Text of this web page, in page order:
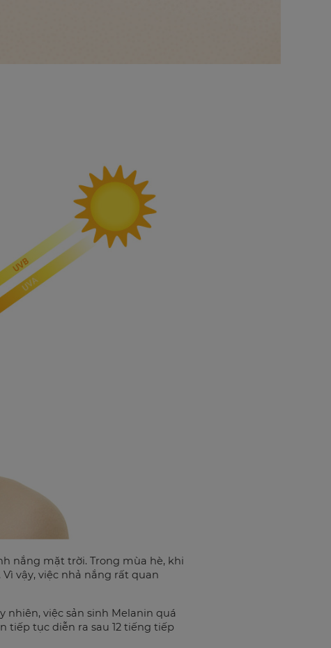
nắng mặt trời. Trong mùa hè, khi
vậy, việc nhả nắng rất quan
nhiên, việc sản sinh Melanin quá
tiếp tục diễn ra sau 12 tiếng tiếp